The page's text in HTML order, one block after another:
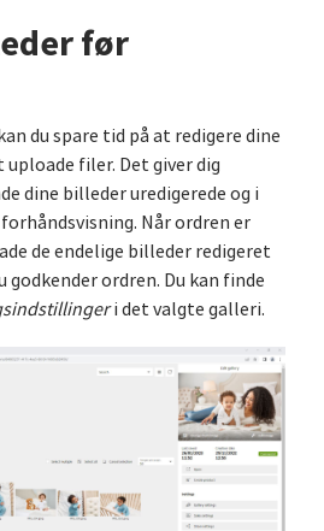
før
du spare tid på at redigere dine
filer. Det giver dig
dine billeder uredigerede og i
Når ordren er
de endelige billeder redigeret
ordren. Du kan finde
i det valgte galleri.